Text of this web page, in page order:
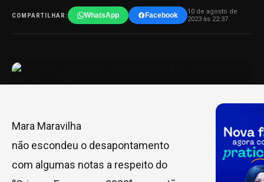
COMPARTILHAR: WhatsApp Facebook
10 de agosto de
2023 às 22:37
Mara Maravilha
não escondeu o desapontamento
com algumas notas a respeito do